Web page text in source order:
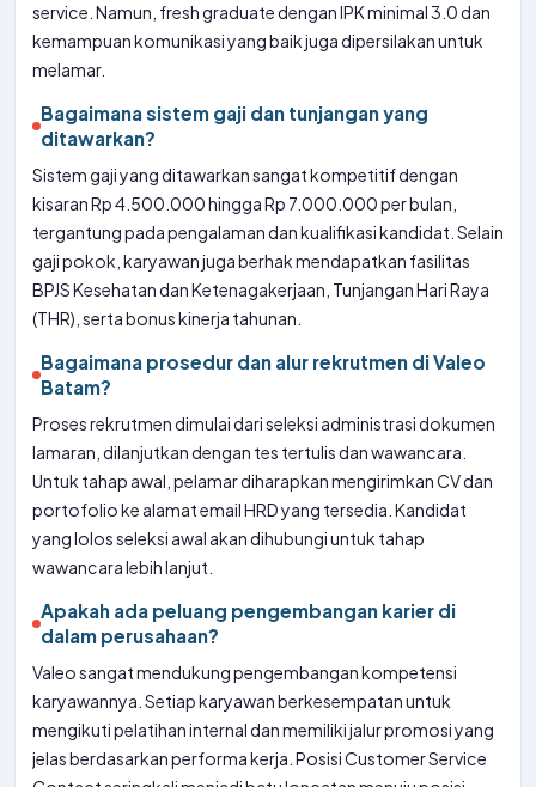
service. Namun, fresh graduate dengan IPK minimal 3.0 dan
kemampuan komunikasi yang baik juga dipersilakan untuk
melamar.
Bagaimana sistem gaji dan tunjangan yang
ditawarkan?
Sistem gaji yang ditawarkan sangat kompetitif dengan
kisaran Rp 4.500.000 hingga Rp 7.000.000 per bulan,
tergantung pada pengalaman dan kualifikasi kandidat. Selain
gaji pokok, karyawan juga berhak mendapatkan fasilitas
BPJS Kesehatan dan Ketenagakerjaan, Tunjangan Hari Raya
(THR), serta bonus kinerja tahunan.
Bagaimana prosedur dan alur rekrutmen di Valeo
Batam?
Proses rekrutmen dimulai dari seleksi administrasi dokumen
lamaran, dilanjutkan dengan tes tertulis dan wawancara.
Untuk tahap awal, pelamar diharapkan mengirimkan CV dan
portofolio ke alamat email HRD yang tersedia. Kandidat
yang lolos seleksi awal akan dihubungi untuk tahap
wawancara lebih lanjut.
Apakah ada peluang pengembangan karier di
dalam perusahaan?
Valeo sangat mendukung pengembangan kompetensi
karyawannya. Setiap karyawan berkesempatan untuk
mengikuti pelatihan internal dan memiliki jalur promosi yang
jelas berdasarkan performa kerja. Posisi Customer Service